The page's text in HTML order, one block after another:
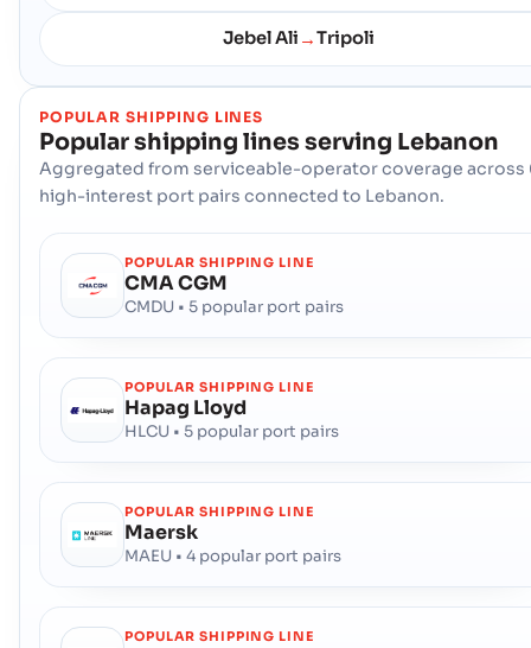
Jebel Ali →Tripoli
POPULAR SHIPPING LINES
Popular shipping lines serving Lebanon
Aggregated from serviceable-operator coverage across
high-interest port pairs connected to Lebanon.
POPULAR SHIPPING LINE
CMA CGM
CMDU • 5 popular port pairs
POPULAR SHIPPING LINE
Hapag Lloyd
HLCU • 5 popular port pairs
POPULAR SHIPPING LINE
Maersk
MAEU • 4 popular port pairs
POPULAR SHIPPING LINE